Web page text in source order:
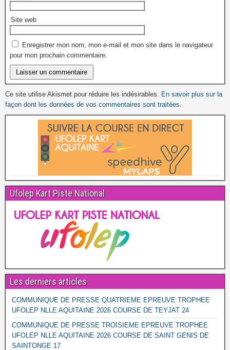
Site web
Enregistrer mon nom, mon e-mail et mon site dans le navigateur
pour mon prochain commentaire.
Ce site utilise Akismet pour réduire les indésirables.
En savoir plus sur la
façon dont les données de vos commentaires sont traitées
Ufolep Kart Piste National
Les derniers articles
COMMUNIQUE DE PRESSE QUATRIEME EPREUVE TROPHEE
UFOLEP NLLE AQUITAINE 2026 COURSE DE TEYJAT 24
COMMUNIQUE DE PRESSE TROISIEME EPREUVE TROPHEE
UFOLEP NLLE AQUITAINE 2026 COURSE DE SAINT GENIS DE
SAINTONGE 17